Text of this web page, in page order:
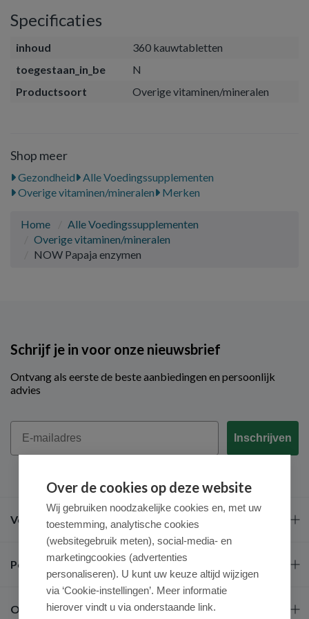
Specificaties
inhoud
360 kauwtabletten
toegestaan_in_be
N
Productsoort
Overige vitaminen/mineralen
Shop meer
Gezondheid
Alle Voedingssupplementen
Overige vitaminen/mineralen
Merken
Home
Alle Voedingssupplementen
Overige vitaminen/mineralen
NOW Papaja enzymen
Schrijf je in voor onze nieuwsbrief
Ontvang als eerste de beste aanbiedingen en persoonlijk
advies
Email
Inschrijven
Veel gestelde vragen
Populaire merken
Over ons
Over de cookies op deze website
Wij gebruiken noodzakelijke cookies en, met uw
toestemming, analytische cookies
(websitegebruik meten), social-media- en
marketingcookies (advertenties
personaliseren). U kunt uw keuze altijd wijzigen
via ‘Cookie-instellingen’. Meer informatie
hierover vindt u via onderstaande link.